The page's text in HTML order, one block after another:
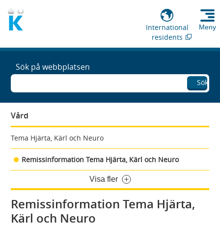
International
residents
Meny
Sök på webbplatsen
Sök
Vård
Tema Hjärta, Kärl och Neuro
Remissinformation Tema Hjärta, Kärl och Neuro
Visa fler
Remissinformation Tema Hjärta,
Kärl och Neuro